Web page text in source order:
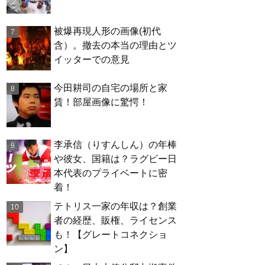
被爆再現人形の画像(初代
含）。撤去の本当の理由とツ
イッターでの意見
今田耕司の自宅の場所と家
賃！部屋画像に驚愕！
李承信（りすんしん）の年棒
や彼女、国籍は？ラグビー日
本代表のプライベートに密
着！
テトリス一家の年収は？創業
者の経歴、販権、ライセンス
も！【グレートコネクショ
ン】